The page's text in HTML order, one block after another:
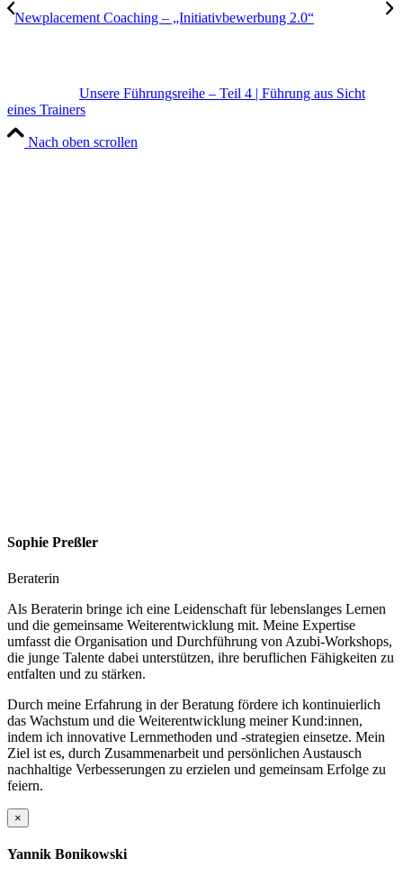
Newplacement Coaching – „Initiativbewerbung 2.0“
Unsere Führungsreihe – Teil 4 | Führung aus Sicht
eines Trainers
Nach oben scrollen
Sophie Preßler
Beraterin
Als Beraterin bringe ich eine Leidenschaft für lebenslanges Lernen
und die gemeinsame Weiterentwicklung mit. Meine Expertise
umfasst die Organisation und Durchführung von Azubi-Workshops,
die junge Talente dabei unterstützen, ihre beruflichen Fähigkeiten zu
entfalten und zu stärken.
Durch meine Erfahrung in der Beratung fördere ich kontinuierlich
das Wachstum und die Weiterentwicklung meiner Kund:innen,
indem ich innovative Lernmethoden und -strategien einsetze. Mein
Ziel ist es, durch Zusammenarbeit und persönlichen Austausch
nachhaltige Verbesserungen zu erzielen und gemeinsam Erfolge zu
feiern.
×
Yannik Bonikowski